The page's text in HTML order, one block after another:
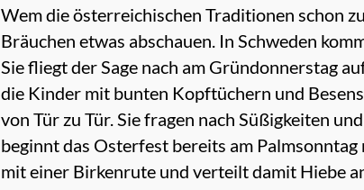
Wem die österreichischen Traditionen schon
Bräuchen etwas abschauen. In Schweden
Sie fliegt der Sage nach am Gründonnerstag
die Kinder mit bunten Kopftüchern und
von Tür zu Tür. Sie fragen nach Süßigkeiten
beginnt das Osterfest bereits am
mit einer Birkenrute und verteilt damit Hiebe